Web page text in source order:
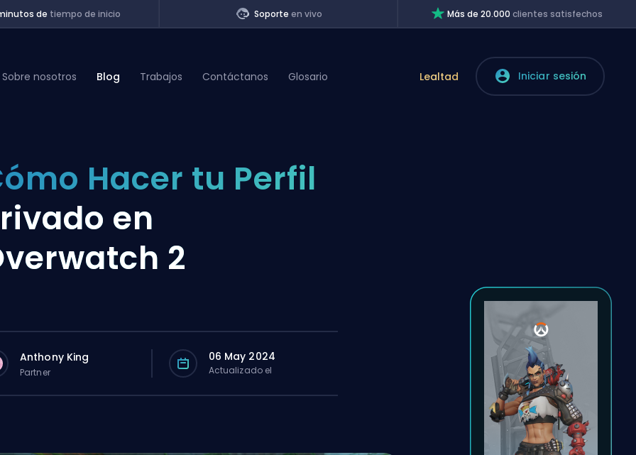
de tiempo de inicio Soporteen vivo Más de 20.000clientes satisfechos
Sobre nosotros Blog Trabajos Contáctanos Glosario Lealtad Iniciar sesión
Hacer tu Perfil
en
2
Anthony King
Partner
06 May 2024
Actualizado el